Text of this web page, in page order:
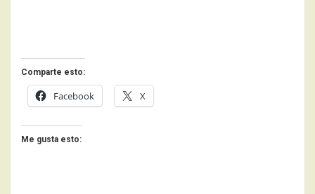
Comparte esto:
Facebook X
Me gusta esto: